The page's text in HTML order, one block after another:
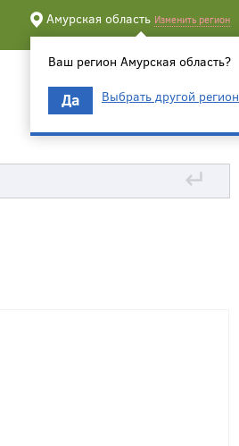
Амурская область Изменить регион
Ваш регион Амурская область?
Да Выбрать другой регион
↵